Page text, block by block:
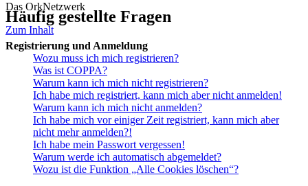
Das OrkNetzwerk
Zum Inhalt
Häufig gestellte Fragen
Registrierung und Anmeldung
Wozu muss ich mich registrieren?
Was ist COPPA?
Warum kann ich mich nicht registrieren?
Ich habe mich registriert, kann mich aber nicht anmelden!
Warum kann ich mich nicht anmelden?
Ich habe mich vor einiger Zeit registriert, kann mich aber
nicht mehr anmelden?!
Ich habe mein Passwort vergessen!
Warum werde ich automatisch abgemeldet?
Wozu ist die Funktion „Alle Cookies löschen“?